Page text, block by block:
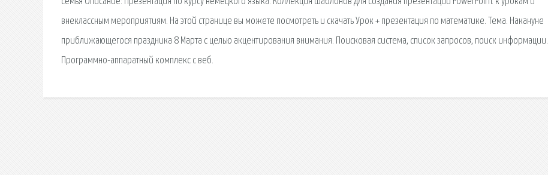
внеклассным мероприятиям. На этой странице вы можете посмотреть и скачать Урок + презентация по математике. Тема. Накануне
приближающегося праздника 8 Марта с целью акцентирования внимания. Поисковая сиcтема, список запросов, поиск информации.
Программно-аппаратный комплекс с веб.